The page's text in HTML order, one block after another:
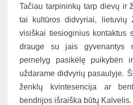
Tačiau tarpininkų tarp dievų ir
tai kultūros didvyriai, lietuvių
visiškai tiesioginius kontaktus
drauge su jais gyvenantys
pernelyg pasikėlę puikybėn
uždarame didvyrių pasaulyje.
ženklų kvintesencija ar
bendrijos išraiška būtų Kalvelis.